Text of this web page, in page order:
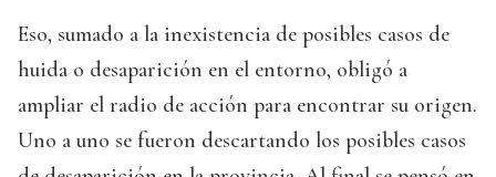
Eso, sumado a la inexistencia de posibles casos de
huida o desaparición en el entorno, obligó a
ampliar el radio de acción para encontrar su origen.
Uno a uno se fueron descartando los posibles casos